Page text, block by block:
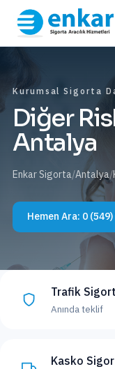
Kurumsal Sigorta
Diğer
Antalya
Enkar Sigorta/Antalya/
Hemen Ara: 0
Trafik
Anında teklif
Kasko